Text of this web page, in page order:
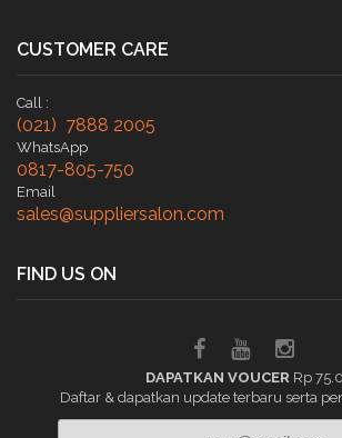
CUSTOMER CARE
Call :
(021) 7888 2005
WhatsApp
0817-805-750
Email
sales@suppliersalon.com
FIND US ON
DAPATKAN VOUCER Rp
Daftar & dapatkan update terbaru serta